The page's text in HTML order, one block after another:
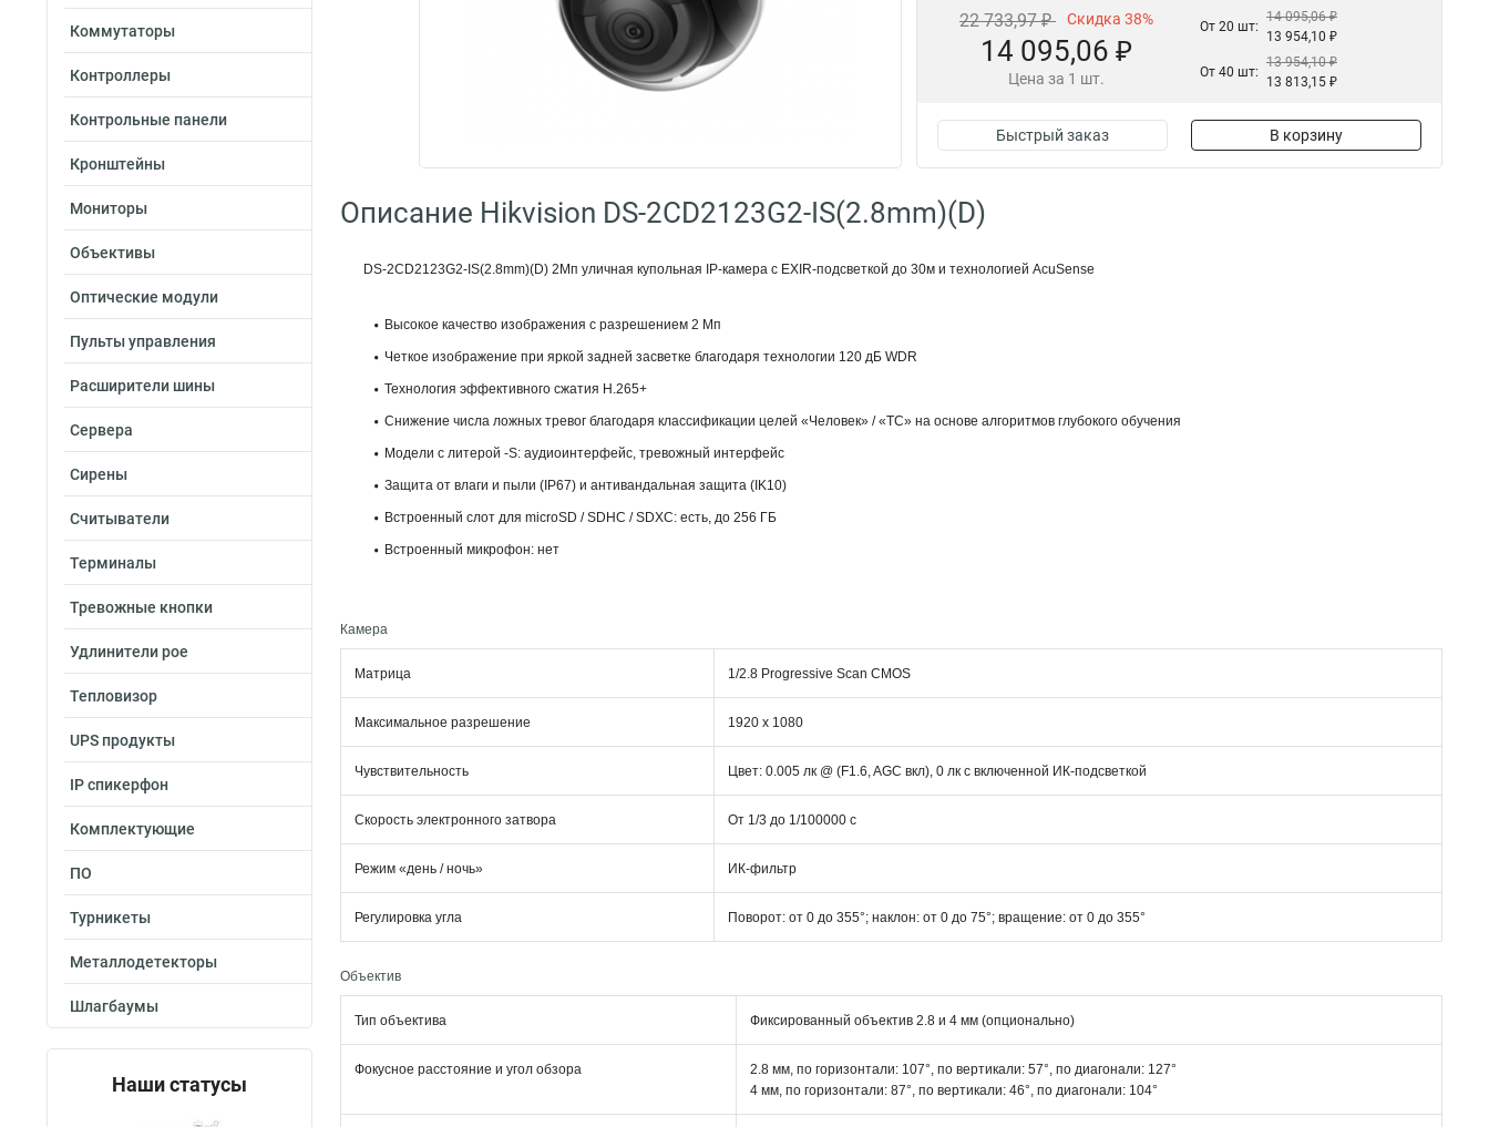
Коммутаторы
Контроллеры
Контрольные панели
Кронштейны
Мониторы
Объективы
Оптические модули
Пульты управления
Расширители шины
Сервера
Сирены
Считыватели
Терминалы
Тревожные кнопки
Удлинители poe
Тепловизор
UPS продукты
IP спикерфон
Комплектующие
ПО
Турникеты
Металлодетекторы
Шлагбаумы
Наши статусы
22 733,97 ₽ Скидка 38%
14 095,06 ₽
Цена за 1 шт.
От 20 шт:
14 095,06 ₽
13 954,10 ₽
От 40 шт:
13 954,10 ₽
13 813,15 ₽
Быстрый заказ В корзину
Описание Hikvision DS-2CD2123G2-IS(2.8mm)(D)
DS-2CD2123G2-IS(2.8mm)(D) 2Мп уличная купольная IP-камера с EXIR-подсветкой до 30м и технологией AcuSense
Высокое качество изображения с разрешением 2 Мп
Четкое изображение при яркой задней засветке благодаря технологии 120 дБ WDR
Технология эффективного сжатия H.265+
Снижение числа ложных тревог благодаря классификации целей «Человек» / «ТС» на основе алгоритмов глубокого обучения
Модели с литерой -S: аудиоинтерфейс, тревожный интерфейс
Защита от влаги и пыли (IP67) и антивандальная защита (IK10)
Встроенный слот для microSD / SDHC / SDXC: есть, до 256 ГБ
Встроенный микрофон: нет
Камера
Матрица 1/2.8 Progressive Scan CMOS
Максимальное разрешение 1920 x 1080
Чувствительность Цвет: 0.005 лк @ (F1.6, AGC вкл), 0 лк с включенной ИК-подсветкой
Скорость электронного затвора От 1/3 до 1/100000 с
Режим «день / ночь» ИК-фильтр
Регулировка угла Поворот: от 0 до 355°; наклон: от 0 до 75°; вращение: от 0 до 355°
Объектив
Тип объектива Фиксированный объектив 2.8 и 4 мм (опционально)
Фокусное расстояние и угол обзора
2.8 мм, по горизонтали: 107°, по вертикали: 57°, по диагонали: 127°
4 мм, по горизонтали: 87°, по вертикали: 46°, по диагонали: 104°